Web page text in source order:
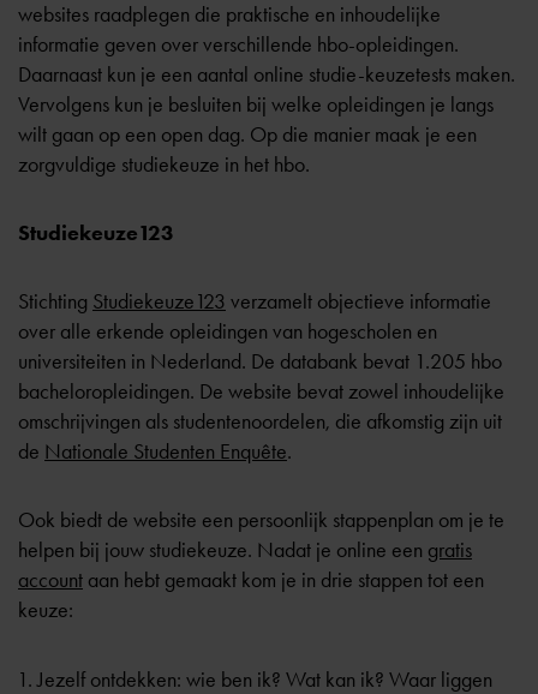
websites raadplegen die praktische en inhoudelijke
informatie geven over verschillende hbo-opleidingen.
Daarnaast kun je een aantal online studie-keuzetests maken.
Vervolgens kun je besluiten bij welke opleidingen je langs
wilt gaan op een open dag. Op die manier maak je een
zorgvuldige studiekeuze in het hbo.
Studiekeuze123
Stichting Studiekeuze123 verzamelt objectieve informatie
over alle erkende opleidingen van hogescholen en
universiteiten in Nederland. De databank bevat 1.205 hbo
bacheloropleidingen. De website bevat zowel inhoudelijke
omschrijvingen als studentenoordelen, die afkomstig zijn uit
de Nationale Studenten Enquête.
Ook biedt de website een persoonlijk stappenplan om je te
helpen bij jouw studiekeuze. Nadat je online een gratis
account aan hebt gemaakt kom je in drie stappen tot een
keuze:
Jezelf ontdekken: wie ben ik? Wat kan ik? Waar liggen